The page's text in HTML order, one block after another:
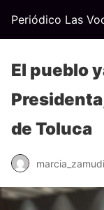
Periódico Las
El pueblo
de Toluca